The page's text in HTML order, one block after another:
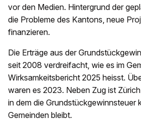
vor den Medien. Hintergrund der
die Probleme des Kantons, neue
finanzieren.
Die Erträge aus der
seit 2008 verdreifacht, wie es im
Wirksamkeitsbericht 2025 heisst.
waren es 2023. Neben Zug ist
in dem die Grundstückgewinnsteuer
Gemeinden bleibt.